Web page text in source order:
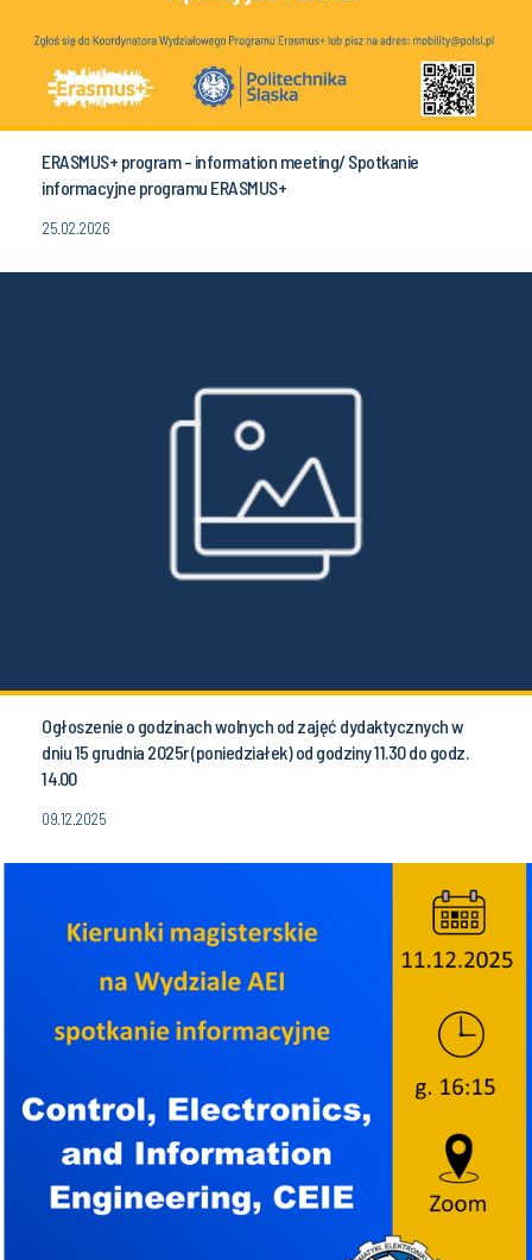
ERASMUS+ program - information meeting/ Spotkanie
informacyjne programu ERASMUS+
25.02.2026
Ogłoszenie o godzinach wolnych od zajęć dydaktycznych w
dniu 15 grudnia 2025r (poniedziałek) od godziny 11.30 do godz.
14.00
09.12.2025